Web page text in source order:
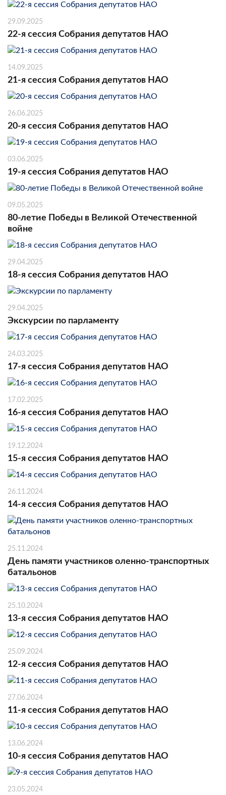
29.09.2025
22-я сессия Собрания депутатов НАО
14.09.2025
21-я сессия Собрания депутатов НАО
26.06.2025
20-я сессия Собрания депутатов НАО
03.06.2025
19-я сессия Собрания депутатов НАО
09.05.2025
80-летие Победы в Великой Отечественной
войне
29.04.2025
18-я сессия Собрания депутатов НАО
29.04.2025
Экскурсии по парламенту
24.03.2025
17-я сессия Собрания депутатов НАО
17.02.2025
16-я сессия Собрания депутатов НАО
19.12.2024
15-я сессия Собрания депутатов НАО
26.11.2024
14-я сессия Собрания депутатов НАО
25.11.2024
День памяти участников оленно-транспортных
батальонов
25.10.2024
13-я сессия Собрания депутатов НАО
25.09.2024
12-я сессия Собрания депутатов НАО
27.06.2024
11-я сессия Собрания депутатов НАО
13.06.2024
10-я сессия Собрания депутатов НАО
23.05.2024